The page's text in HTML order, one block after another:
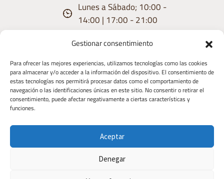
Gestionar consentimiento
Para ofrecer las mejores experiencias, utilizamos tecnologías como las cookies
para almacenar y/o acceder a la información del dispositivo. El consentimiento de
estas tecnologías nos permitirá procesar datos como el comportamiento de
navegación o las identificaciones únicas en este sitio. No consentir o retirar el
consentimiento, puede afectar negativamente a ciertas características y
funciones.
Aceptar
Denegar
Lunes a Sábado; 10:00 -
14:00 | 17:00 - 21:00
Aviso
Legal
Condiciones
de uso
Política de
privacidad
Política de
Cookies
Derecho de
Desistimiento
Copyright 2026 | Diseñado y Desarrollaado
por TIC TAC COMUNICACIÓN